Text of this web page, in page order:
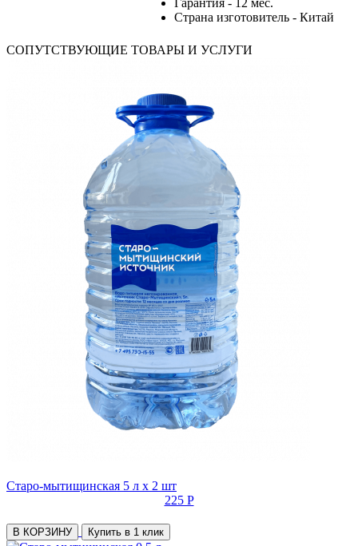
Страна изготовитель - Китай
СОПУТСТВУЮЩИЕ ТОВАРЫ И УСЛУГИ
Старо-мытищинская 5 л х 2 шт
225 Р
В КОРЗИНУ Купить в 1 клик